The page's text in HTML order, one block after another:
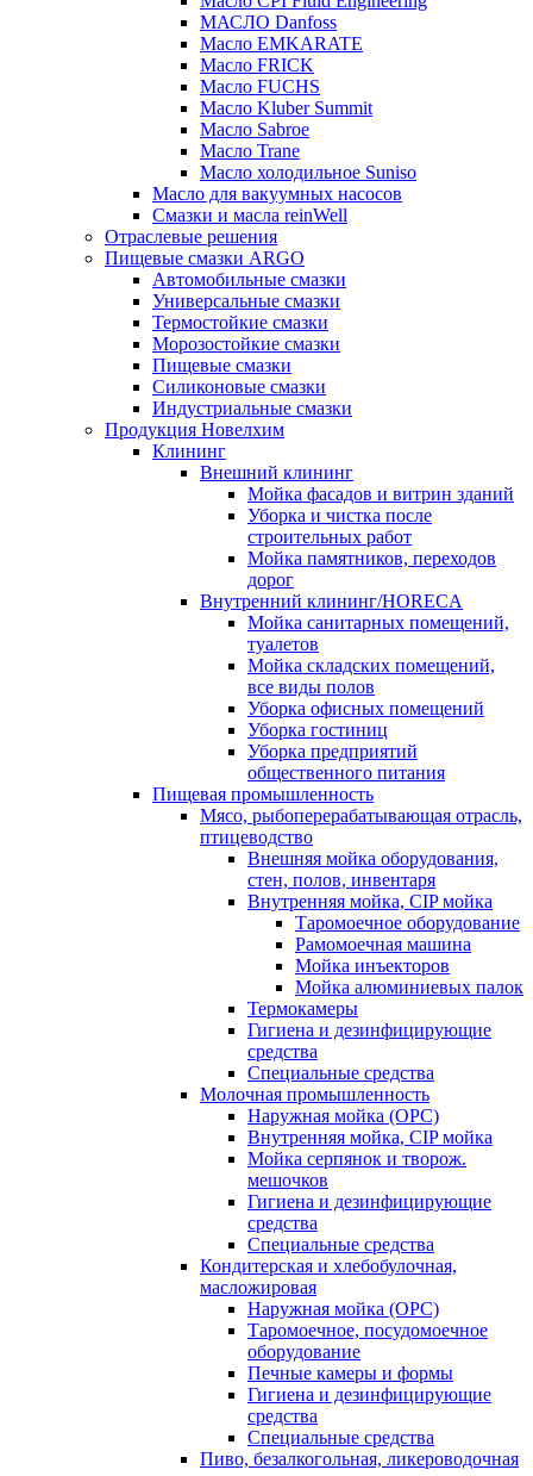
МАСЛО Danfoss
Масло EMKARATE
Масло FRICK
Масло FUCHS
Масло Kluber Summit
Масло Sabroe
Масло Trane
Масло холодильное Suniso
Масло для вакуумных насосов
Смазки и масла reinWell
Отраслевые решения
Пищевые смазки ARGO
Автомобильные смазки
Универсальные смазки
Термостойкие смазки
Морозостойкие смазки
Пищевые смазки
Силиконовые смазки
Индустриальные смазки
Продукция Новелхим
Клининг
Внешний клининг
Мойка фасадов и витрин зданий
Уборка и чистка после
строительных работ
Мойка памятников, переходов
дорог
Внутренний клининг/HORECA
Мойка санитарных помещений,
туалетов
Мойка складских помещений,
все виды полов
Уборка офисных помещений
Уборка гостиниц
Уборка предприятий
общественного питания
Пищевая промышленность
Мясо, рыбоперерабатывающая отрасль,
птицеводство
Внешняя мойка оборудования,
стен, полов, инвентаря
Внутренняя мойка, CIP мойка
Таромоечное оборудование
Рамомоечная машина
Мойка инъекторов
Мойка алюминиевых палок
Термокамеры
Гигиена и дезинфицирующие
средства
Специальные средства
Молочная промышленность
Наружная мойка (ОРС)
Внутренняя мойка, CIP мойка
Мойка серпянок и творож.
мешочков
Гигиена и дезинфицирующие
средства
Специальные средства
Кондитерская и хлебобулочная,
масложировая
Наружная мойка (ОРС)
Таромоечное, посудомоечное
оборудование
Печные камеры и формы
Гигиена и дезинфицирующие
средства
Специальные средства
Пиво, безалкогольная, ликероводочная